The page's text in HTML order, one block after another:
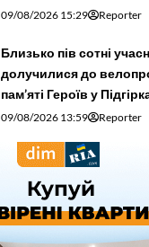
09/08/2026 15:29 Reporter
Близько пів сотні
долучилися до
пам’яті Героїв у
09/08/2026 13:59 Reporter